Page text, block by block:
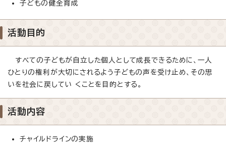
子どもの健全育成
活動目的
すべての子どもが自立した個人として成長できるために、一人
ひとりの権利が大切にされるよう子どもの声を受け止め、その思
いを社会に戻してい くことを目的とする。
活動内容
チャイルドラインの実施